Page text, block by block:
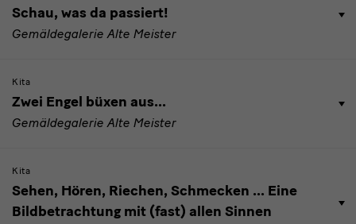
Schau, was da passiert!
Gemäldegalerie Alte Meister
Kita
Zwei Engel büxen aus…
Gemäldegalerie Alte Meister
Kita
Sehen, Hören, Riechen, Schmecken … Eine
Bildbetrachtung mit (fast) allen Sinnen